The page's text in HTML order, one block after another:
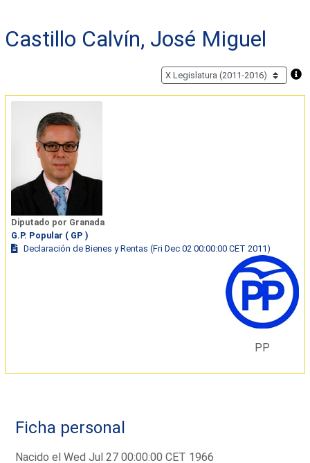
Castillo Calvín, José Miguel
Diputado por Granada
G.P. Popular ( GP )
Declaración de Bienes y Rentas (Fri Dec 02 00:00:00 CET 2011)
PP
Ficha personal
Nacido el Wed Jul 27 00:00:00 CET 1966